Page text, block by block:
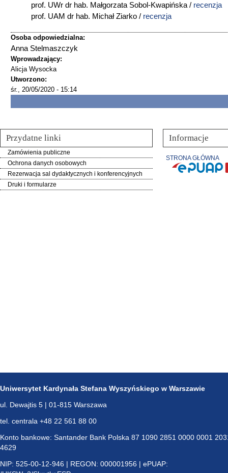
prof. UWr dr hab. Małgorzata Sobol-Kwapińska / recenzja
prof. UAM dr hab. Michał Ziarko / recenzja
Osoba odpowiedzialna:
Anna Stelmaszczyk
Wprowadzający:
Alicja Wysocka
Utworzono:
śr., 20/05/2020 - 15:14
Przydatne linki
Zamówienia publiczne
Ochrona danych osobowych
Rezerwacja sal dydaktycznych i konferencyjnych
Druki i formularze
Informacje
STRONA GŁÓWNA
Uniwersytet Kardynała Stefana Wyszyńskiego w Warszawie
ul. Dewajtis 5 | 01-815 Warszawa
tel. centrala +48 22 561 88 00
Konto bankowe: Santander Bank Polska 87 1090 2851 0000 0001
4629
NIP: 525-00-12-946 | REGON: 000001956 | ePUAP: